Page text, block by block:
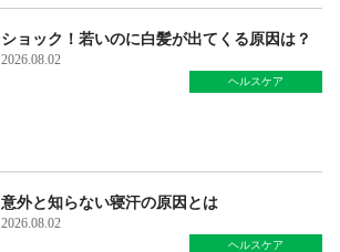
ショック！若いのに白髪が出てくる原因は？
2026.08.02
ヘルスケア
意外と知らない寝汗の原因とは
2026.08.02
ヘルスケア